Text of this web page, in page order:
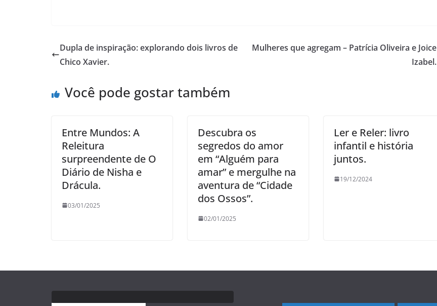
Dupla de inspiração: explorando dois livros de
Chico Xavier.
Mulheres que agregam – Patrícia Oliveira e Joice
Izabel.
Você pode gostar também
Entre Mundos: A
Releitura
surpreendente de O
Diário de Nisha e
Drácula.
03/01/2025
Descubra os
segredos do amor
em “Alguém para
amar” e mergulhe na
aventura de “Cidade
dos Ossos”.
02/01/2025
Ler e Reler: livro
infantil e história
juntos.
19/12/2024